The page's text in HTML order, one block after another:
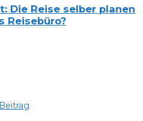
Die Reise selber planen
Reisebüro?